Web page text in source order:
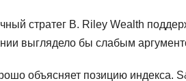
стратег B. Riley Wealth
выглядело бы слабым
объясняет позицию индекса.